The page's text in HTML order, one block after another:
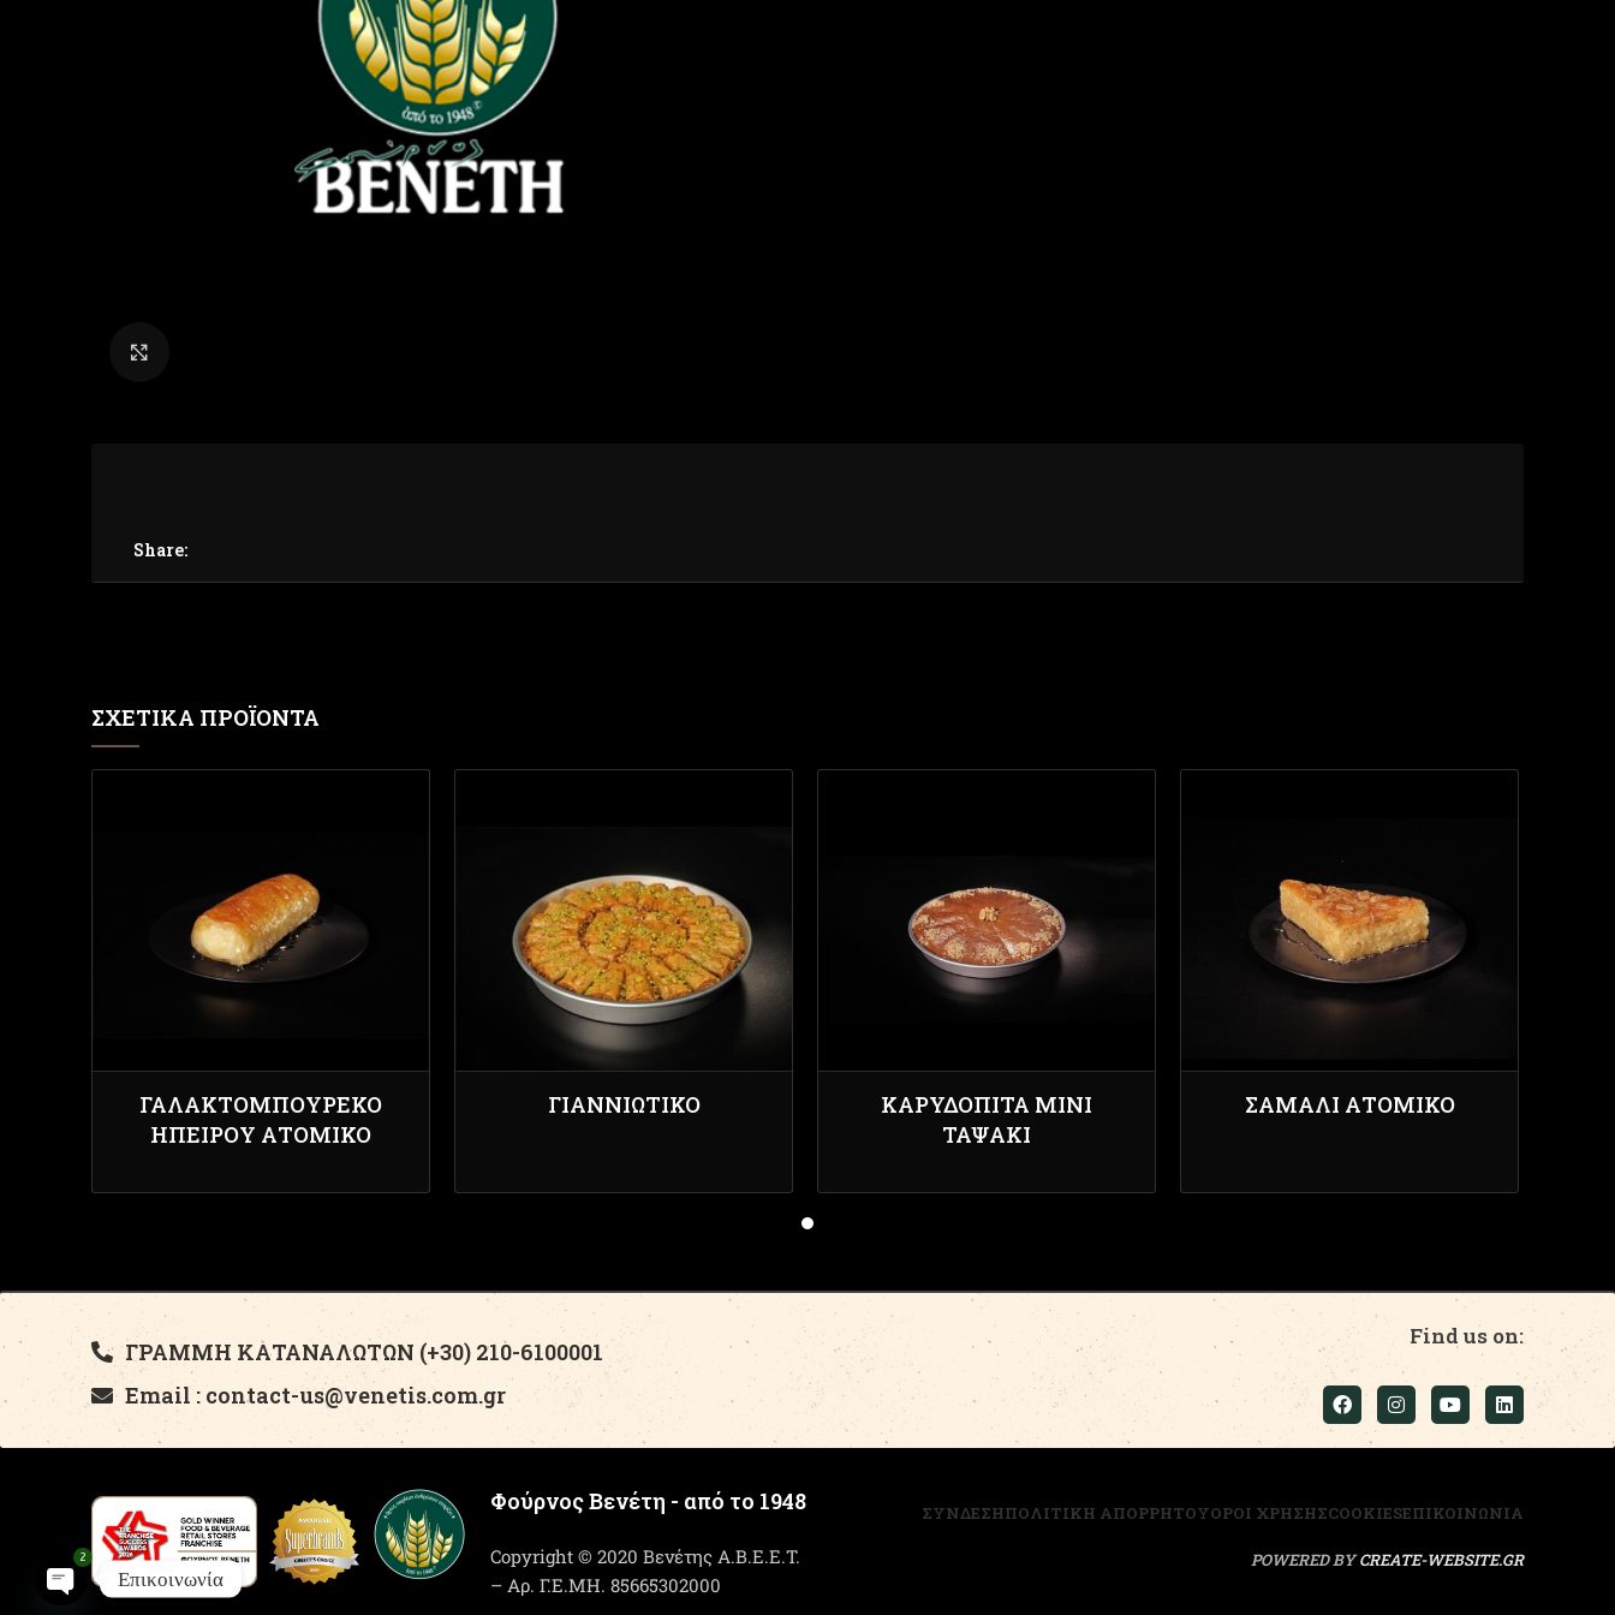
Share:
ΣΧΕΤΙΚΆ ΠΡΟΪΌΝΤΑ
ΓΑΛΑΚΤΟΜΠΟΎΡΕΚΟ
ΗΠΕΊΡΟΥ ΑΤΟΜΙΚΌ
ΓΙΑΝΝΙΏΤΙΚΟ
ΚΑΡΥΔΌΠΙΤΑ ΜΊΝΙ
ΤΑΨΆΚΙ
ΣΆΜΑΛΙ ΑΤΟΜΙΚΌ
ΓΡΑΜΜΗ ΚΑΤΑΝΑΛΩΤΩΝ (+30) 210-6100001
Email : contact-us@venetis.com.gr
Find us on:
Φούρνος Βενέτη - από το 1948
Copyright © 2020 Βενέτης Α.Β.Ε.Ε.Τ.
– Αρ. Γ.Ε.ΜΗ. 85665302000
ΣΥΝΔΕΣΗΠΟΛΙΤΙΚΗ ΑΠΟΡΡΗΤΟΥΟΡΟΙ ΧΡΗΣΗΣCOOKIESΕΠΙΚΟΙΝΩΝΙΑ
POWERED BY CREATE-WEBSITE.GR
Επικοινωνία
2